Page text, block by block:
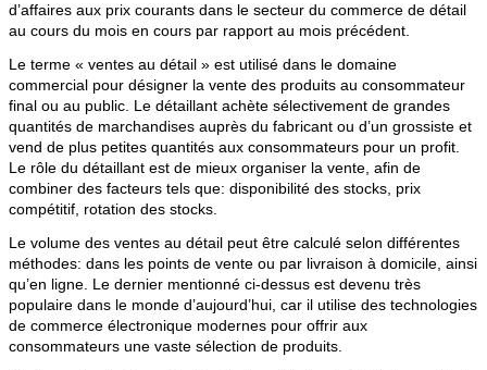
d’affaires aux prix courants dans le secteur du commerce de détail
au cours du mois en cours par rapport au mois précédent.
Le terme « ventes au détail » est utilisé dans le domaine
commercial pour désigner la vente des produits au consommateur
final ou au public. Le détaillant achète sélectivement de grandes
quantités de marchandises auprès du fabricant ou d’un grossiste et
vend de plus petites quantités aux consommateurs pour un profit.
Le rôle du détaillant est de mieux organiser la vente, afin de
combiner des facteurs tels que: disponibilité des stocks, prix
compétitif, rotation des stocks.
Le volume des ventes au détail peut être calculé selon différentes
méthodes: dans les points de vente ou par livraison à domicile, ainsi
qu’en ligne. Le dernier mentionné ci-dessus est devenu très
populaire dans le monde d’aujourd’hui, car il utilise des technologies
de commerce électronique modernes pour offrir aux
consommateurs une vaste sélection de produits.